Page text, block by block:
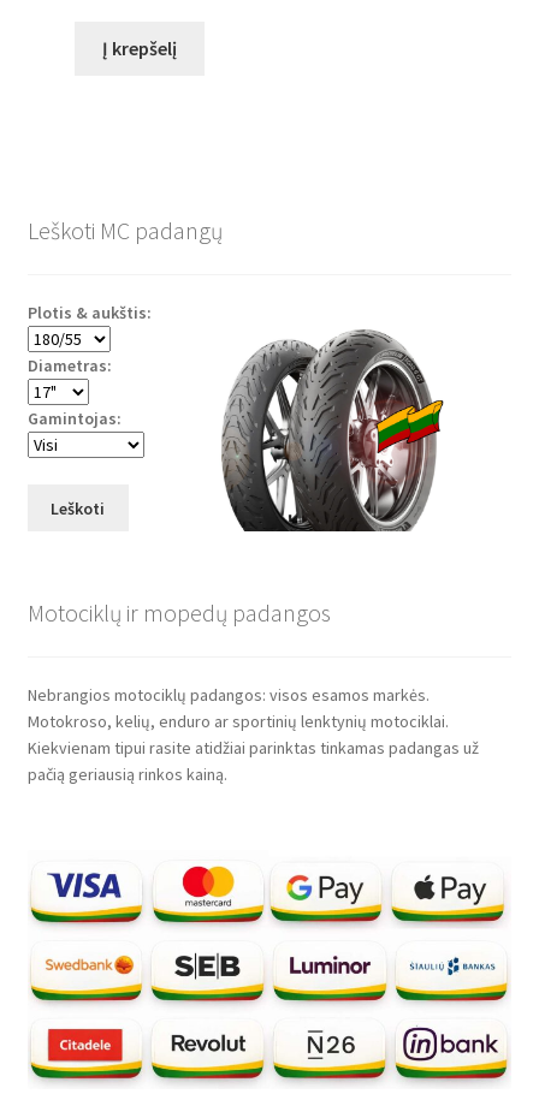
Į krepšelį
Leškoti MC padangų
Plotis & aukštis:
Diametras:
Gamintojas:
Leškoti
Motociklų ir mopedų padangos
Nebrangios motociklų padangos: visos esamos markės.
Motokroso, kelių, enduro ar sportinių lenktynių motociklai.
Kiekvienam tipui rasite atidžiai parinktas tinkamas padangas už
pačią geriausią rinkos kainą.